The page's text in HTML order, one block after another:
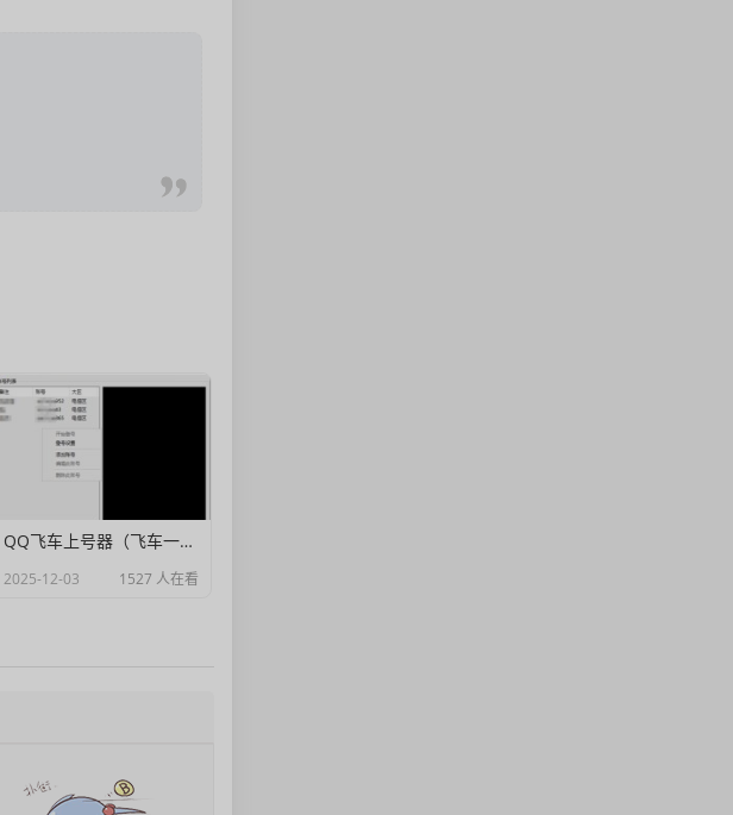
QQ飞车上号器（飞车一键登号器）V1.0
2025-12-03 1527 人在看